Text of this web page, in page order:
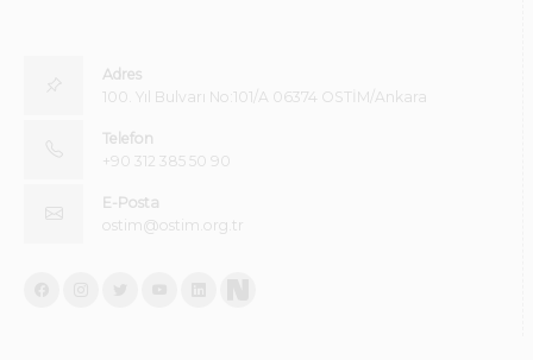
Adres
100. Yıl Bulvarı No:101/A 06374 OSTİM/Ankara
Telefon
+90 312 385 50 90
E-Posta
ostim@ostim.org.tr